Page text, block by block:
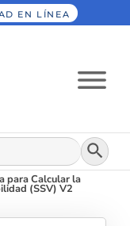
EN LÍNEA
Botón
para Calcular la
(SSV) V2